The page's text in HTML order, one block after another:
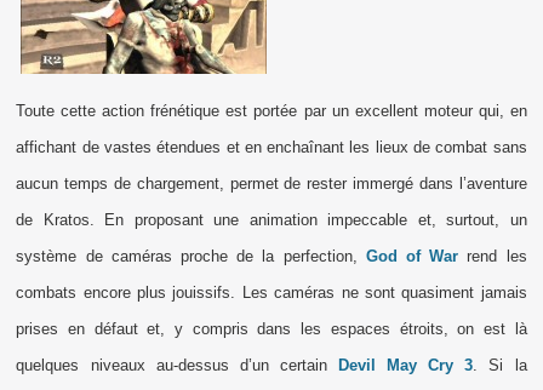
Toute cette action frénétique est portée par un excellent moteur qui, en
affichant de vastes étendues et en enchaînant les lieux de combat sans
aucun temps de chargement, permet de rester immergé dans l’aventure
de Kratos. En proposant une animation impeccable et, surtout, un
système de caméras proche de la perfection, God of War rend les
combats encore plus jouissifs. Les caméras ne sont quasiment jamais
prises en défaut et, y compris dans les espaces étroits, on est là
quelques niveaux au-dessus d’un certain
Devil May Cry 3 . Si la